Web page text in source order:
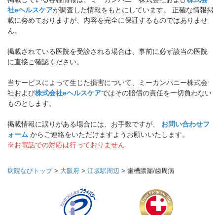
社eヘルスケアが調査した情報をもとにしています。 正確な情報掲
載に努めておりますが、内容を完全に保証するものではありませ
ん。
掲載されている医院を受診される場合は、事前に必ず該当の医院
に直接ご確認ください。
当サービスによって生じた損害について、ミーカンパニー株式会
社および株式会社eヘルスケアではその賠償の責任を一切負わない
ものとします。
掲載情報に誤りがある場合には、お手数ですが、 お問い合わせフ
ォーム からご連絡をいただけますようお願いいたします。
※お電話での対応は行っておりません
病院なびトップ> 大阪府 > 江坂駅周辺 > 歯槽膿漏/歯周病